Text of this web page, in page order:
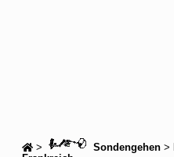
> Sondengehen >